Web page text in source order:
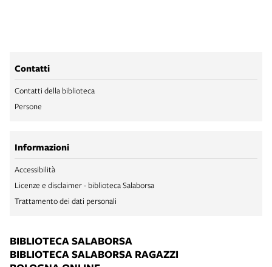
Contatti
Contatti della biblioteca
Persone
Informazioni
Accessibilità
Licenze e disclaimer - biblioteca Salaborsa
Trattamento dei dati personali
BIBLIOTECA SALABORSA
BIBLIOTECA SALABORSA RAGAZZI